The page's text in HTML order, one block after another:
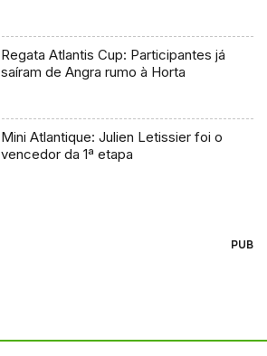
Regata Atlantis Cup: Participantes já
saíram de Angra rumo à Horta
Mini Atlantique: Julien Letissier foi o
vencedor da 1ª etapa
PUB